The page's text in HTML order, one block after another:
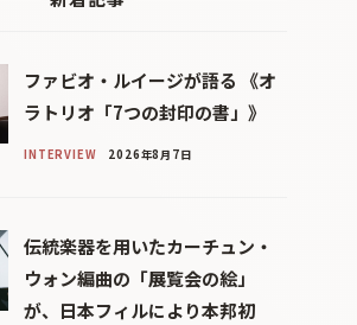
ファビオ・ルイージが語る 《オ
ラトリオ「7つの封印の書」》
INTERVIEW 2026年8月7日
伝統楽器を用いたカーチュン・
ウォン編曲の「展覧会の絵」
が、日本フィルにより本邦初